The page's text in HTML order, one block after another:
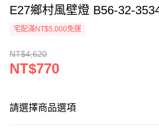
E27鄉村風壁燈 B56-32-
宅配滿NT$5,000免運
NT$4,620
NT$770
請選擇商品選項